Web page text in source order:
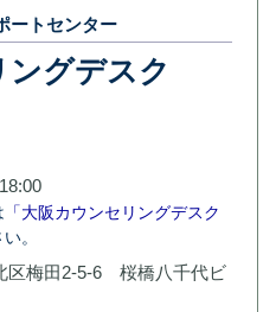
ートセンター
グデスク
「大阪カウンセリングデスク
。
区梅田2-5-6 桜橋八千代ビ